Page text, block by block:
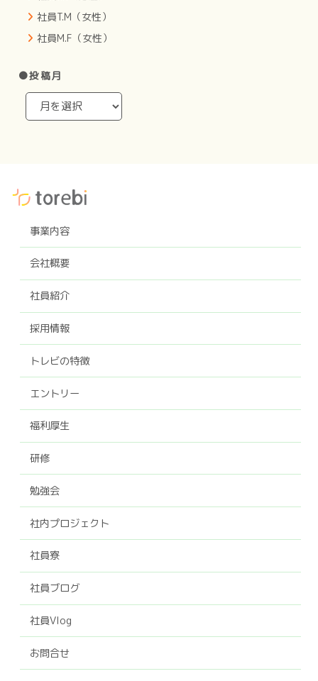
社員T.M（女性）
社員M.F（女性）
●投稿月
事業内容
会社概要
社員紹介
採用情報
トレビの特徴
エントリー
福利厚生
研修
勉強会
社内プロジェクト
社員寮
社員ブログ
社員Vlog
お問合せ